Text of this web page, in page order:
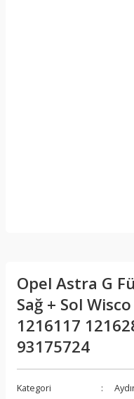
Opel Astra G
Sağ + Sol
1216117
93175724
Kategori